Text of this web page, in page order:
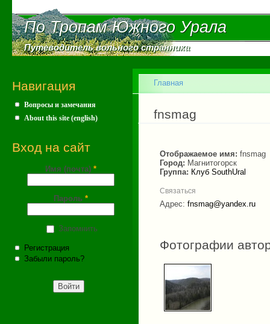
По Тропам Южного Урала
По Тропам Южного Урала
Путеводитель вольного странника
Путеводитель вольного странника
Навигация
Вопросы и замечания
About this site (english)
Вход на сайт
Имя (почта) *
Пароль *
Запомнить
Регистрация
Забыли пароль?
Вы здесь
Главная
fnsmag
Отображаемое имя: fnsmag
Город: Магнитогорск
Группа: Клуб SouthUral
Связаться
Адрес: fnsmag@yandex.ru
Фотографии